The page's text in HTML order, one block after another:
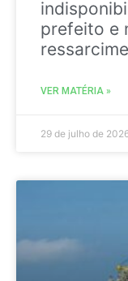
prefeito e
VER MATÉRIA »
29 de julho de